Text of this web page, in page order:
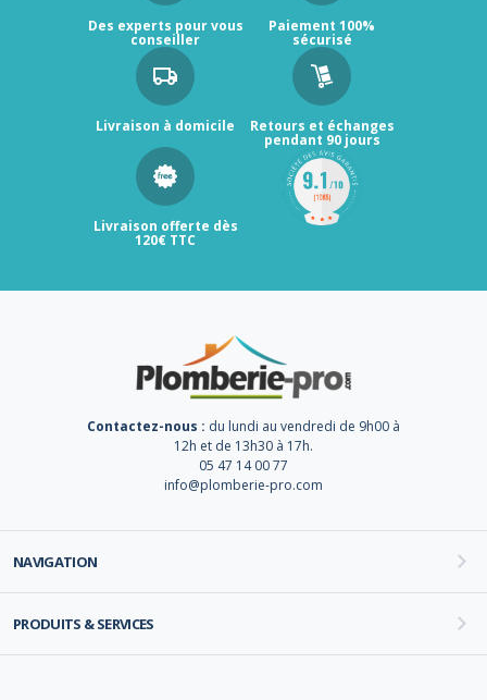
Des experts pour vous
conseiller
Paiement 100%
sécurisé
Livraison à domicile Retours et échanges
pendant 90 jours
Livraison offerte dès
120€ TTC
Contactez-nous : du lundi au vendredi de 9h00 à
12h et de 13h30 à 17h.
05 47 14 00 77
info@plomberie-pro.com
NAVIGATION
PRODUITS & SERVICES